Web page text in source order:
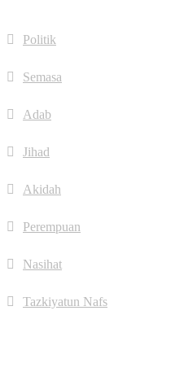
Politik
Semasa
Adab
Jihad
Akidah
Perempuan
Nasihat
Tazkiyatun Nafs